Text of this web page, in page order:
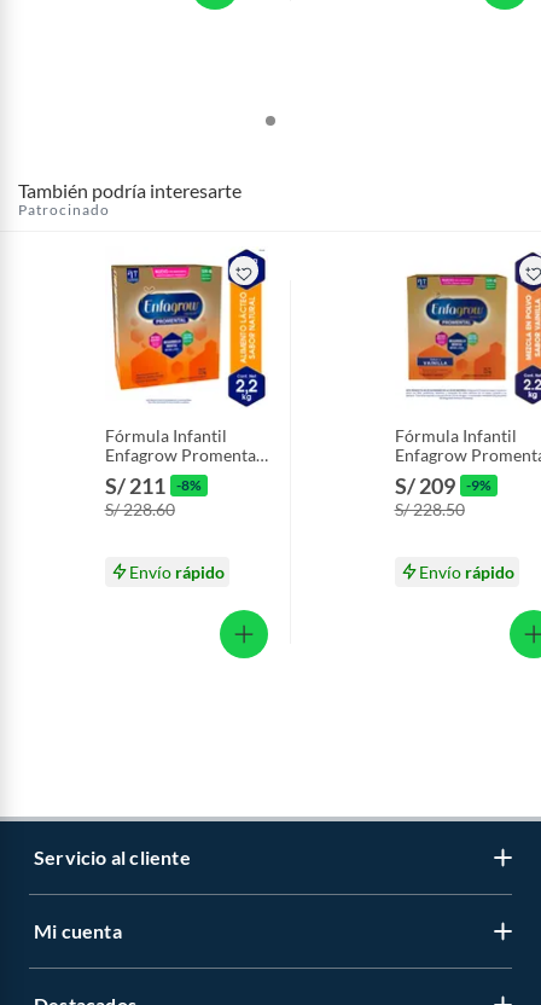
También podría interesarte
Patrocinado
Fórmula Infantil
Enfagrow Promental
Caja 2.2 Kg
S/ 211 -8%
S/ 228.60
Envío rápido
Fórmula Infantil
Enfagrow
Vainilla Caja 2.2 Kg
S/ 209 -9%
S/ 228.50
Envío rápido
Servicio al cliente
Libro de reclamaciones
Mi cuenta